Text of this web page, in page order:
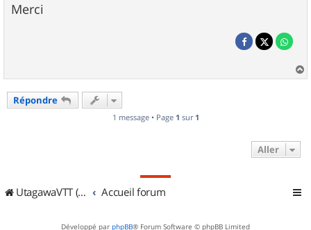
Merci
a
Répondre
1 message • Page 1 sur 1
Aller
UtagawaVTT (Randos VTT et VTTAE avec traces GPS) Accueil forum
Développé par phpBB® Forum Software © phpBB Limited